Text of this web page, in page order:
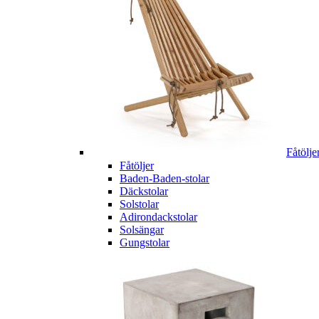
Fåtöljer
Baden-Baden-stolar
Däckstolar
Solstolar
Adirondackstolar
Solsängar
Gungstolar